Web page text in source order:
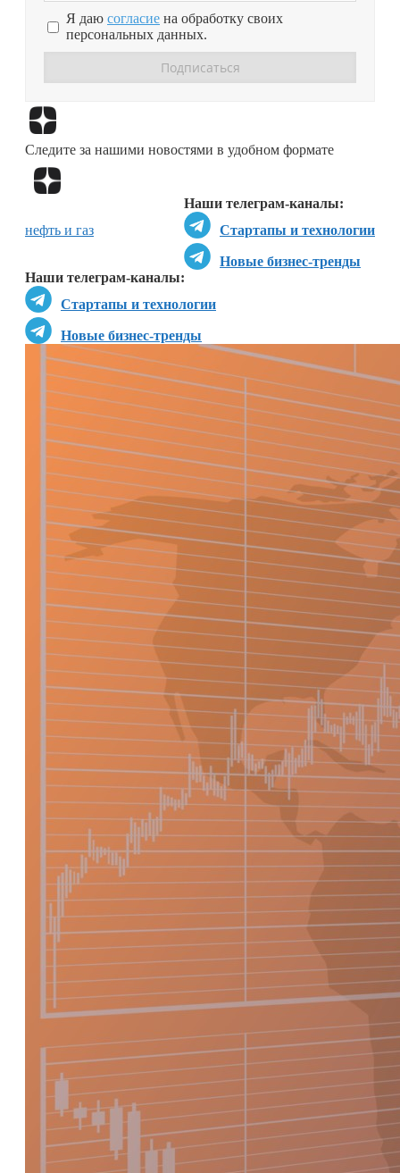
Я даю согласие на обработку своих
персональных данных.
Следите за нашими новостями в удобном формате
Наши телеграм-каналы:
Стартапы и технологии
Новые бизнес-тренды
Наши телеграм-каналы:
Стартапы и технологии
Новые бизнес-тренды
нефть и газ